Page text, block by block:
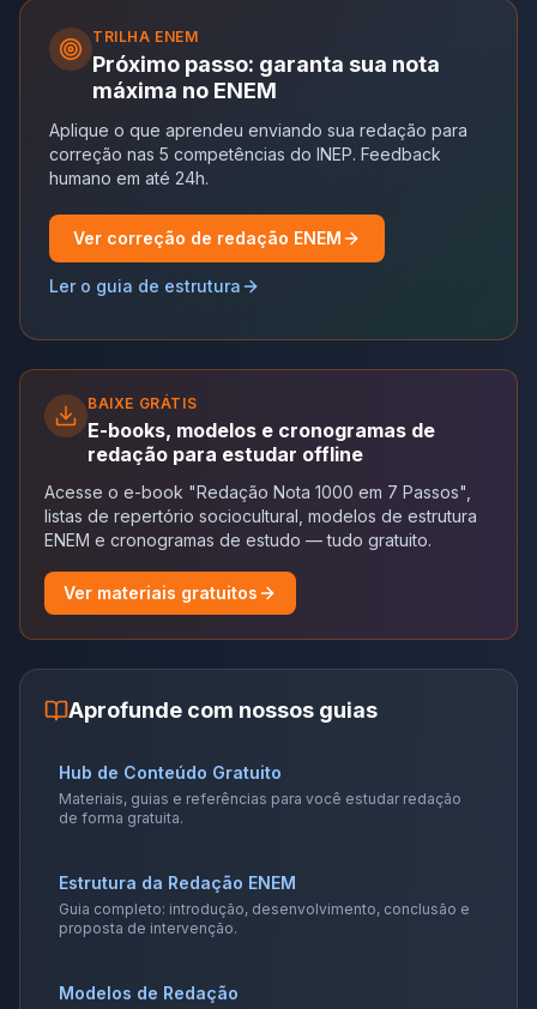
TRILHA ENEM
Próximo passo: garanta sua nota
máxima no ENEM
Aplique o que aprendeu enviando sua redação para
correção nas 5 competências do INEP. Feedback
humano em até 24h.
Ver correção de redação ENEM
Ler o guia de estrutura
BAIXE GRÁTIS
E-books, modelos e cronogramas de
redação para estudar offline
Acesse o e-book "Redação Nota 1000 em 7 Passos",
listas de repertório sociocultural, modelos de estrutura
ENEM e cronogramas de estudo — tudo gratuito.
Ver materiais gratuitos
Aprofunde com nossos guias
Hub de Conteúdo Gratuito
Materiais, guias e referências para você estudar redação
de forma gratuita.
Estrutura da Redação ENEM
Guia completo: introdução, desenvolvimento, conclusão e
proposta de intervenção.
Modelos de Redação